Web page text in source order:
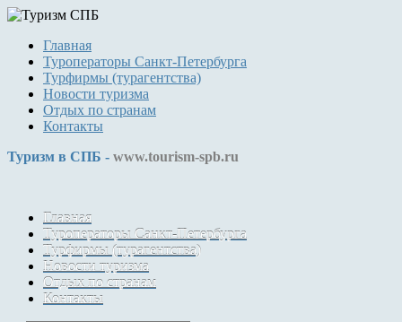
Главная
Туроператоры Санкт-Петербурга
Турфирмы (турагентства)
Новости туризма
Отдых по странам
Контакты
Туризм в СПБ - www.tourism-spb.ru
Главная
Туроператоры Санкт-Петербурга
Турфирмы (турагентства)
Новости туризма
Отдых по странам
Контакты